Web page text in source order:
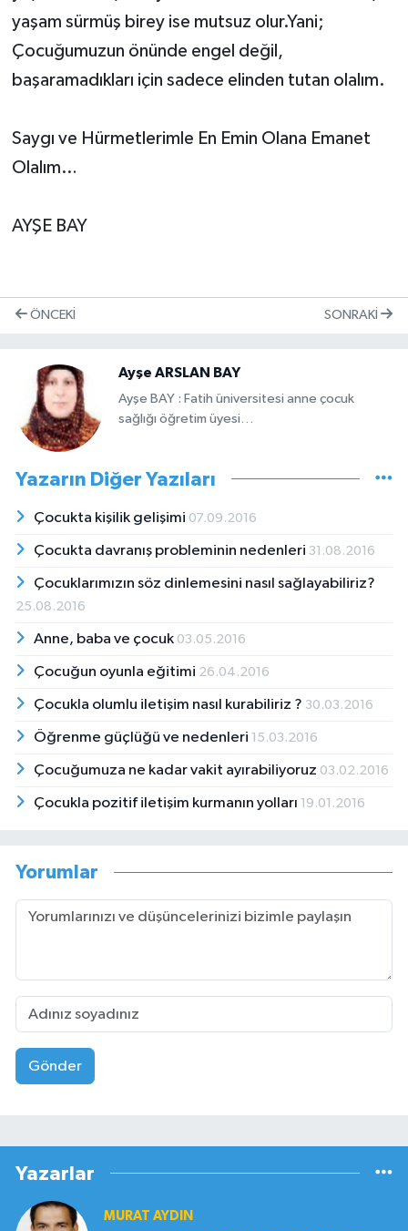
yaşam sürmüş birey ise mutsuz olur.Yani;
Çocuğumuzun önünde engel değil,
başaramadıkları için sadece elinden tutan olalım.
Saygı ve Hürmetlerimle En Emin Olana Emanet
Olalım…
AYŞE BAY
ÖNCEKI SONRAKI
Ayşe ARSLAN BAY
Ayşe BAY : Fatih üniversitesi anne çocuk
sağlığı öğretim üyesi…
Yazarın Diğer Yazıları
Çocukta kişilik gelişimi 07.09.2016
Çocukta davranış probleminin nedenleri 31.08.2016
Çocuklarımızın söz dinlemesini nasıl sağlayabiliriz?
25.08.2016
Anne, baba ve çocuk 03.05.2016
Çocuğun oyunla eğitimi 26.04.2016
Çocukla olumlu iletişim nasıl kurabiliriz ? 30.03.2016
Öğrenme güçlüğü ve nedenleri 15.03.2016
Çocuğumuza ne kadar vakit ayırabiliyoruz 03.02.2016
Çocukla pozitif iletişim kurmanın yolları 19.01.2016
Yorumlar
Gönder
Yazarlar
MURAT AYDIN